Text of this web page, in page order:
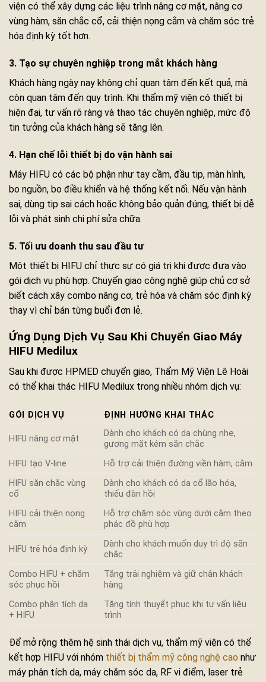
viện có thể xây dựng các liệu trình nâng cơ mặt, nâng cơ
vùng hàm, săn chắc cổ, cải thiện nọng cằm và chăm sóc trẻ
hóa định kỳ tốt hơn.
3. Tạo sự chuyên nghiệp trong mắt khách hàng
Khách hàng ngày nay không chỉ quan tâm đến kết quả, mà
còn quan tâm đến quy trình. Khi thẩm mỹ viện có thiết bị
hiện đại, tư vấn rõ ràng và thao tác chuyên nghiệp, mức độ
tin tưởng của khách hàng sẽ tăng lên.
4. Hạn chế lỗi thiết bị do vận hành sai
Máy HIFU có các bộ phận như tay cầm, đầu tip, màn hình,
bo nguồn, bo điều khiển và hệ thống kết nối. Nếu vận hành
sai, dùng tip sai cách hoặc không bảo quản đúng, thiết bị dễ
lỗi và phát sinh chi phí sửa chữa.
5. Tối ưu doanh thu sau đầu tư
Một thiết bị HIFU chỉ thực sự có giá trị khi được đưa vào
gói dịch vụ phù hợp. Chuyển giao công nghệ giúp chủ cơ sở
biết cách xây combo nâng cơ, trẻ hóa và chăm sóc định kỳ
thay vì chỉ bán từng buổi đơn lẻ.
Ứng Dụng Dịch Vụ Sau Khi Chuyển Giao Máy
HIFU Medilux
Sau khi được HPMED chuyển giao, Thẩm Mỹ Viện Lê Hoài
có thể khai thác HIFU Medilux trong nhiều nhóm dịch vụ:
GÓI DỊCH VỤ ĐỊNH HƯỚNG KHAI THÁC
HIFU nâng cơ mặt
Dành cho khách có da chùng nhẹ,
gương mặt kém săn chắc
HIFU tạo V-line
Hỗ trợ cải thiện đường viền hàm, cằm
HIFU săn chắc vùng
cổ
Dành cho khách có da cổ lão hóa,
thiếu đàn hồi
HIFU cải thiện nọng
cằm
Hỗ trợ chăm sóc vùng dưới cằm theo
phác đồ phù hợp
HIFU trẻ hóa định kỳ
Dành cho khách muốn duy trì độ săn
chắc
Combo HIFU + chăm
sóc phục hồi
Tăng trải nghiệm và giữ chân khách
hàng
Combo phân tích da
+ HIFU
Tăng tính thuyết phục khi tư vấn liệu
trình
Để mở rộng thêm hệ sinh thái dịch vụ, thẩm mỹ viện có thể
kết hợp HIFU với nhóm thiết bị thẩm mỹ công nghệ cao như
máy phân tích da, máy chăm sóc da, RF vi điểm, laser trẻ